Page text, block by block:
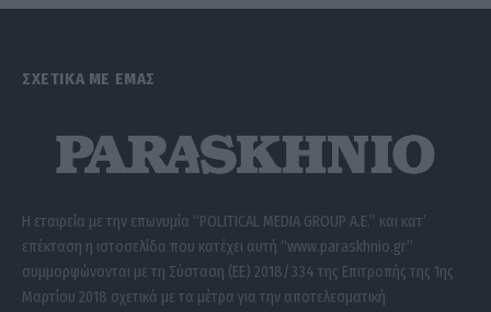
ΣΧΕΤΙΚΑ ΜΕ ΕΜΑΣ
Η εταιρεία με την επωνυμία “POLITICAL MEDIA GROUP A.E.” και κατ’
επέκταση η ιστοσελίδα που κατέχει αυτή “www.paraskhnio.gr”
συμμορφώνονται με τη Σύσταση (ΕΕ) 2018/334 της Επιτροπής της 1ης
Μαρτίου 2018 σχετικά με τα μέτρα για την αποτελεσματική